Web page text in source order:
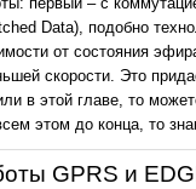
Data), подобно
от состояния
скорости. Это
в этой главе, то
этом до конца, то
GPRS и